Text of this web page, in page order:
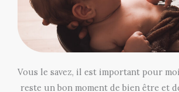
Vous le savez, il est important pour
reste un bon moment de bien être et